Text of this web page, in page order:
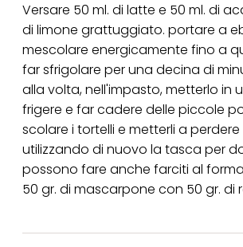
Versare 50 ml. di latte e 50 ml. di
di limone grattuggiato. portare a
mescolare energicamente fino a
far sfrigolare per una decina di
alla volta, nell'impasto, metterlo
frigere e far cadere delle piccole
scolare i tortelli e metterli a
utilizzando di nuovo la tasca per
possono fare anche farciti al
50 gr. di mascarpone con 50 gr.